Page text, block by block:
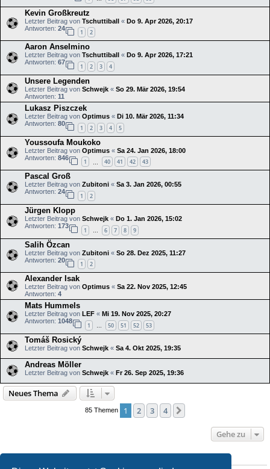
Kevin Großkreutz
Letzter Beitrag von Tschuttiball « Do 9. Apr 2026, 20:17
Antworten: 24
1 2
Aaron Anselmino
Letzter Beitrag von Tschuttiball « Do 9. Apr 2026, 17:21
Antworten: 67
1 2 3 4
Unsere Legenden
Letzter Beitrag von Schwejk « So 29. Mär 2026, 19:54
Antworten: 11
Lukasz Piszczek
Letzter Beitrag von Optimus « Di 10. Mär 2026, 11:34
Antworten: 80
1 2 3 4 5
Youssoufa Moukoko
Letzter Beitrag von Optimus « Sa 24. Jan 2026, 18:00
Antworten: 846
1 40 41 42 43
Pascal Groß
Letzter Beitrag von Zubitoni « Sa 3. Jan 2026, 00:55
Antworten: 24
1 2
Jürgen Klopp
Letzter Beitrag von Schwejk « Do 1. Jan 2026, 15:02
Antworten: 173
1 6 7 8 9
Salih Özcan
Letzter Beitrag von Zubitoni « So 28. Dez 2025, 11:27
Antworten: 20
1 2
Alexander Isak
Letzter Beitrag von Optimus « Sa 22. Nov 2025, 12:45
Antworten: 4
Mats Hummels
Letzter Beitrag von LEF « Mi 19. Nov 2025, 20:27
Antworten: 1048
1 … 50 51 52 53
Tomáš Rosický
Letzter Beitrag von Schwejk « Sa 4. Okt 2025, 19:35
Andreas Möller
Letzter Beitrag von Schwejk « Fr 26. Sep 2025, 19:36
Neues Thema
85 Themen 1 2 3 4
Gehe zu